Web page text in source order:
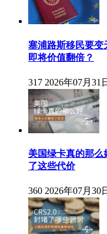
塞浦路斯移民要变
即将价值翻倍？
317 2026年07月31
美国绿卡真的那
了这些代价
360 2026年07月30